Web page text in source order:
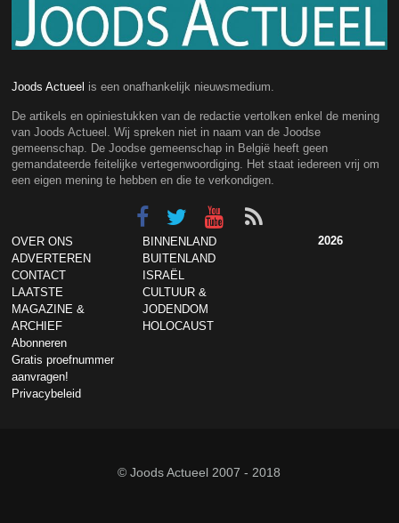
Joods Actueel is een onafhankelijk nieuwsmedium.
De artikels en opiniestukken van de redactie vertolken enkel de mening
van Joods Actueel. Wij spreken niet in naam van de Joodse
gemeenschap. De Joodse gemeenschap in België heeft geen
gemandateerde feitelijke vertegenwoordiging. Het staat iedereen vrij om
een eigen mening te hebben en die te verkondigen.
OVER ONS
ADVERTEREN
CONTACT
LAATSTE
MAGAZINE &
ARCHIEF
Abonneren
Gratis proefnummer
aanvragen!
Privacybeleid
BINNENLAND
BUITENLAND
ISRAËL
CULTUUR &
JODENDOM
HOLOCAUST
2026
© Joods Actueel 2007 - 2018